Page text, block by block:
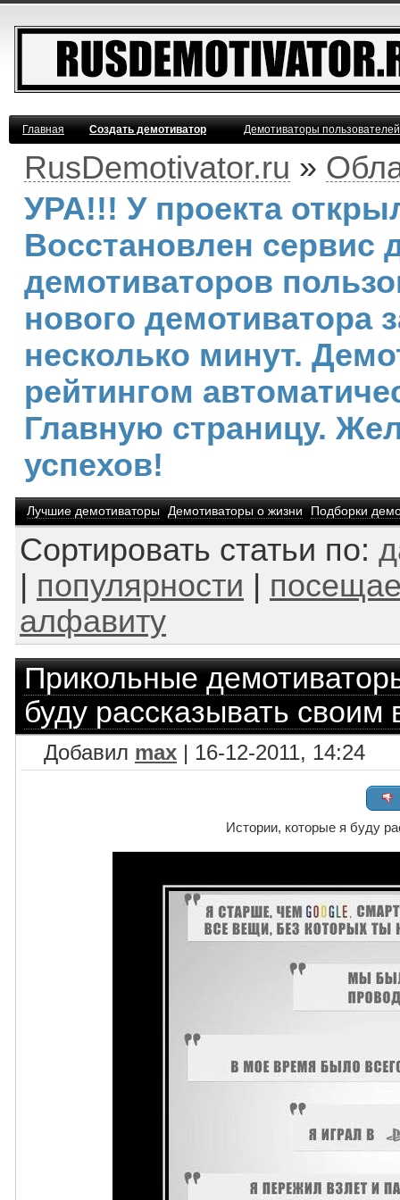
Главная Создать демотиватор Демотиваторы
RusDemotivator.ru »
УРА!!! У проекта
Восстановлен сервис
демотиваторов
нового демотиватора
несколько минут.
рейтингом
Главную страницу.
успехов!
Лучшие демотиваторы Демотиваторы о жизни Подборки
Сортировать статьи по:
популярности
алфавиту
Прикольные
буду рассказывать своим
Добавил max | 16-12-2011, 14:24
Истории, которые я буду